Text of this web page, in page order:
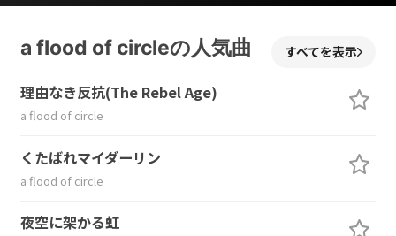
a flood of circleの人気曲 すべてを表示
理由なき反抗(The Rebel Age)
a flood of circle
くたばれマイダーリン
a flood of circle
夜空に架かる虹